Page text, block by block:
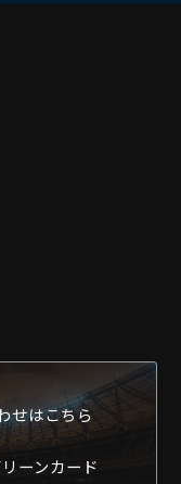
せはこちら
ーンカード